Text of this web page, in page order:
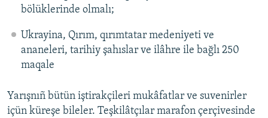
bölüklerinde olmalı;
Ukrayina, Qırım, qırımtatar medeniyeti ve
ananeleri, tarihiy şahıslar ve ilâhre ile bağlı 250
maqale
Yarışnıñ bütün iştirakçileri mukâfatlar ve suvenirler
içün küreşe bileler. Teşkilâtçılar marafon çerçivesinde